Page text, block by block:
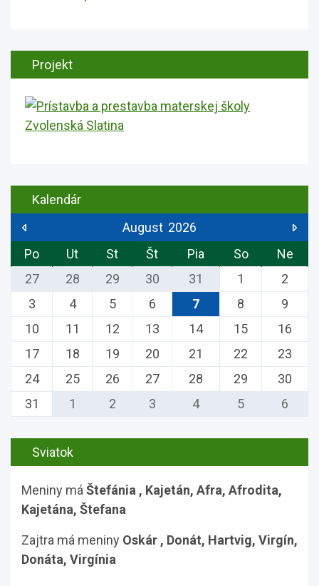
Projekt
Kalendár
August 2026
Po
Ut St Št Pia So
Ne
27
28 29 30 31 1
2
3
4 5 6 7 8
9
10
11 12 13 14 15
16
17
18 19 20 21 22
23
24
25 26 27 28 29
30
31
1 2 3 4 5 6
Sviatok
Meniny máŠtefánia , Kajetán, Afra, Afrodita,
Kajetána, Štefana
Zajtra má meniny Oskár , Donát, Hartvig, Virgín,
Donáta, Virgínia